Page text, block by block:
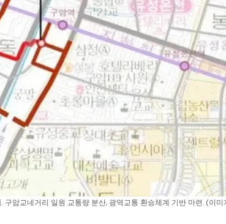
암교네거리 일원 교통량 분산, 광역교통 환승체계 기반 마련. (이